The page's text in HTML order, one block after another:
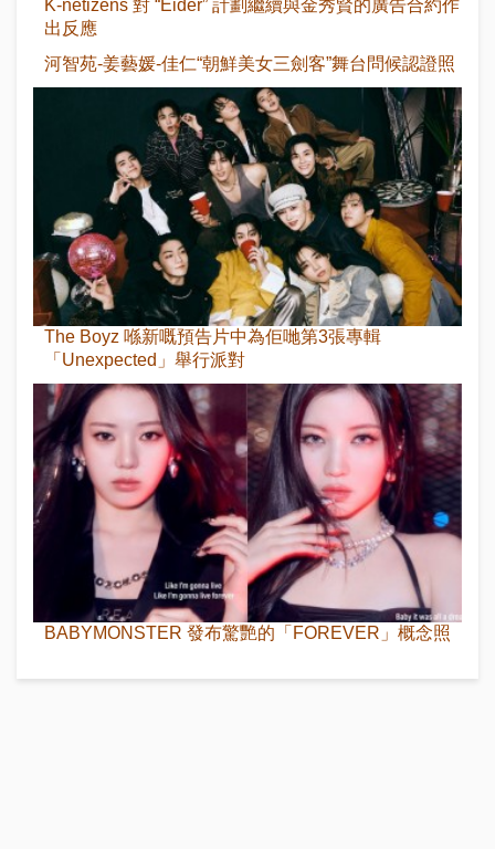
K-netizens 對 “Eider” 計劃繼續與金秀賢的廣告合約作
出反應
河智苑-姜藝媛-佳仁“朝鮮美女三劍客”舞台問候認證照
The Boyz 喺新嘅預告片中為佢哋第3張專輯
「Unexpected」舉行派對
BABYMONSTER 發布驚艷的「FOREVER」概念照